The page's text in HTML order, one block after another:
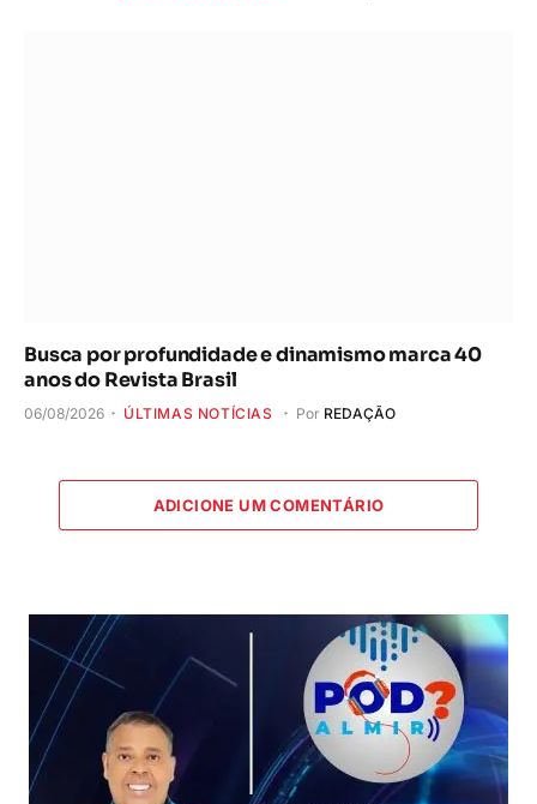
Busca por profundidade e dinamismo marca 40
anos do Revista Brasil
06/08/2026 ÚLTIMAS NOTÍCIAS Por REDAÇÃO
ADICIONE UM COMENTÁRIO